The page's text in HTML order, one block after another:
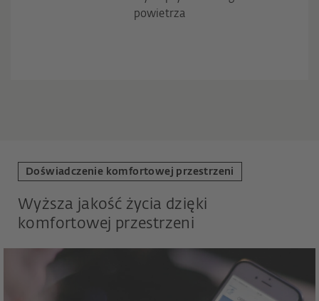
powietrza
Doświadczenie komfortowej przestrzeni
Wyższa jakość życia dzięki
komfortowej przestrzeni